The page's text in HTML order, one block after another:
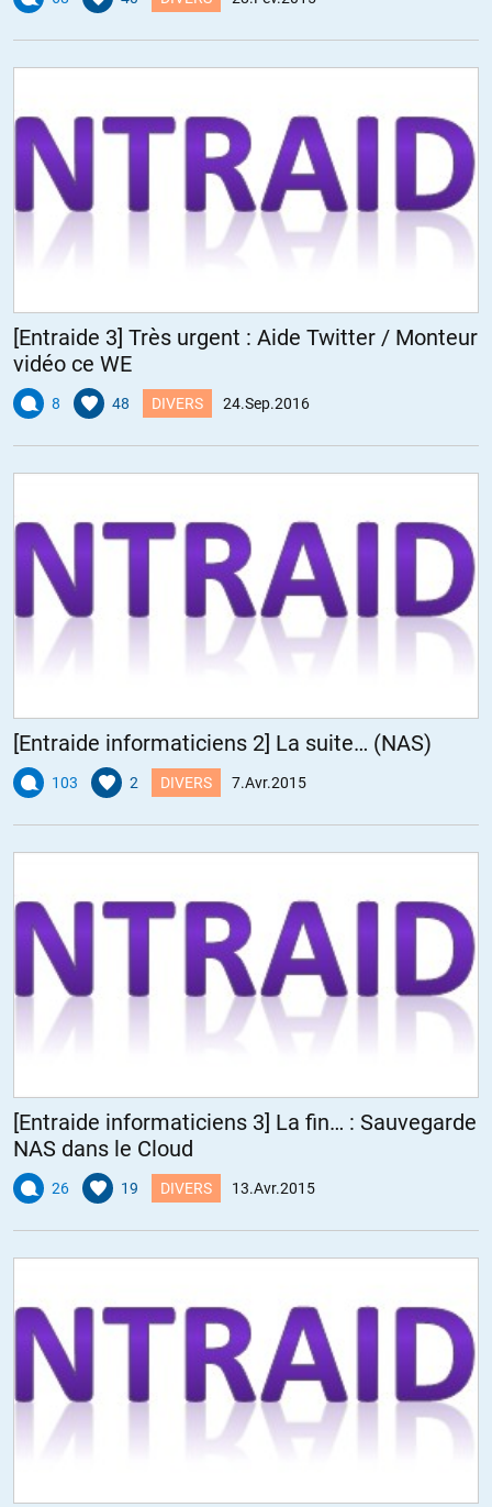
[Entraide 3] Très urgent : Aide Twitter / Monteur
vidéo ce WE
8 48 DIVERS 24.Sep.2016
[Entraide informaticiens 2] La suite… (NAS)
103 2 DIVERS 7.Avr.2015
[Entraide informaticiens 3] La fin… : Sauvegarde
NAS dans le Cloud
26 19 DIVERS 13.Avr.2015